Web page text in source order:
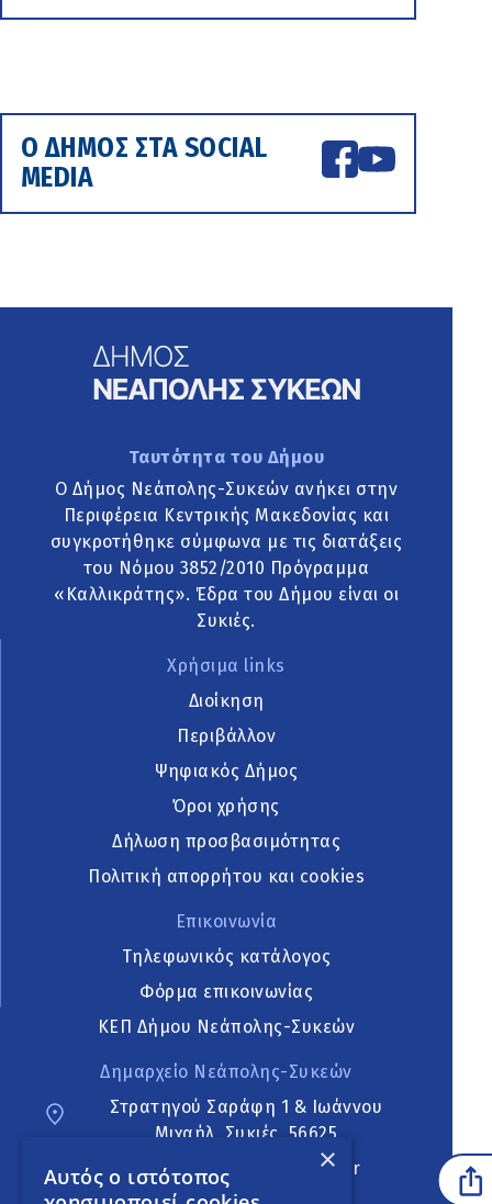
Ο ΔΗΜΟΣ ΣΤΑ SOCIAL
MEDIA
Ταυτότητα του Δήμου
Ο Δήμος Νεάπολης-Συκεών ανήκει στην
Περιφέρεια Κεντρικής Μακεδονίας και
συγκροτήθηκε σύμφωνα με τις διατάξεις
του Νόμου 3852/2010 Πρόγραμμα
«Καλλικράτης». Έδρα του Δήμου είναι οι
Συκιές.
Χρήσιμα links
Διοίκηση
Περιβάλλον
Ψηφιακός Δήμος
Όροι χρήσης
Δήλωση προσβασιμότητας
Πολιτική απορρήτου και cookies
Επικοινωνία
Τηλεφωνικός κατάλογος
Φόρμα επικοινωνίας
ΚΕΠ Δήμου Νεάπολης-Συκεών
Δημαρχείο Νεάπολης-Συκεών
Στρατηγού Σαράφη 1 & Ιωάννου
Μιχαήλ, Συκιές, 56625
neapoli.sykies@ddt.gov.gr
×
Αυτός ο ιστότοπος